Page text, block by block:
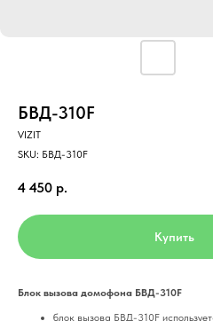
БВД-310F
VIZIT
SKU: БВД-310F
4 450 р.
Купить
Блок вызова домофона БВД-310F
блок вызова БВД-310F